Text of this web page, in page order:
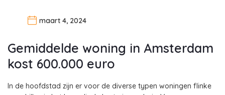
maart 4, 2024
Gemiddelde woning in Amsterdam
kost 600.000 euro
In de hoofdstad zijn er voor de diverse typen woningen flinke